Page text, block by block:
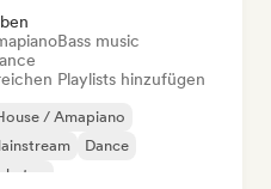
Bass music
Playlists hinzufügen
/ Amapiano
Dance